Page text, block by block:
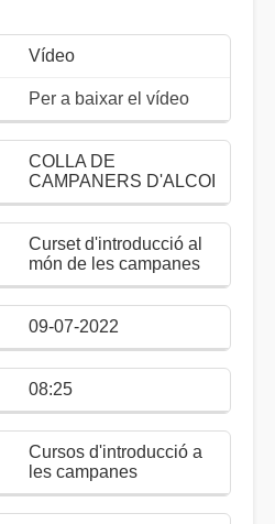
Vídeo
Per a baixar el vídeo
COLLA DE
CAMPANERS D'ALCOI
Curset d'introducció al
món de les campanes
09-07-2022
08:25
Cursos d'introducció a
les campanes